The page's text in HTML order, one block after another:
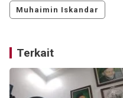
Muhaimin Iskandar
Terkait